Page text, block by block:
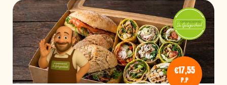
€17,55
P.P